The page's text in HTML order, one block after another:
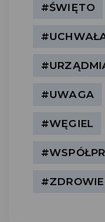
#ŚWIĘTO
#UWAGA
#WĘGIEL
#ZDROWIE